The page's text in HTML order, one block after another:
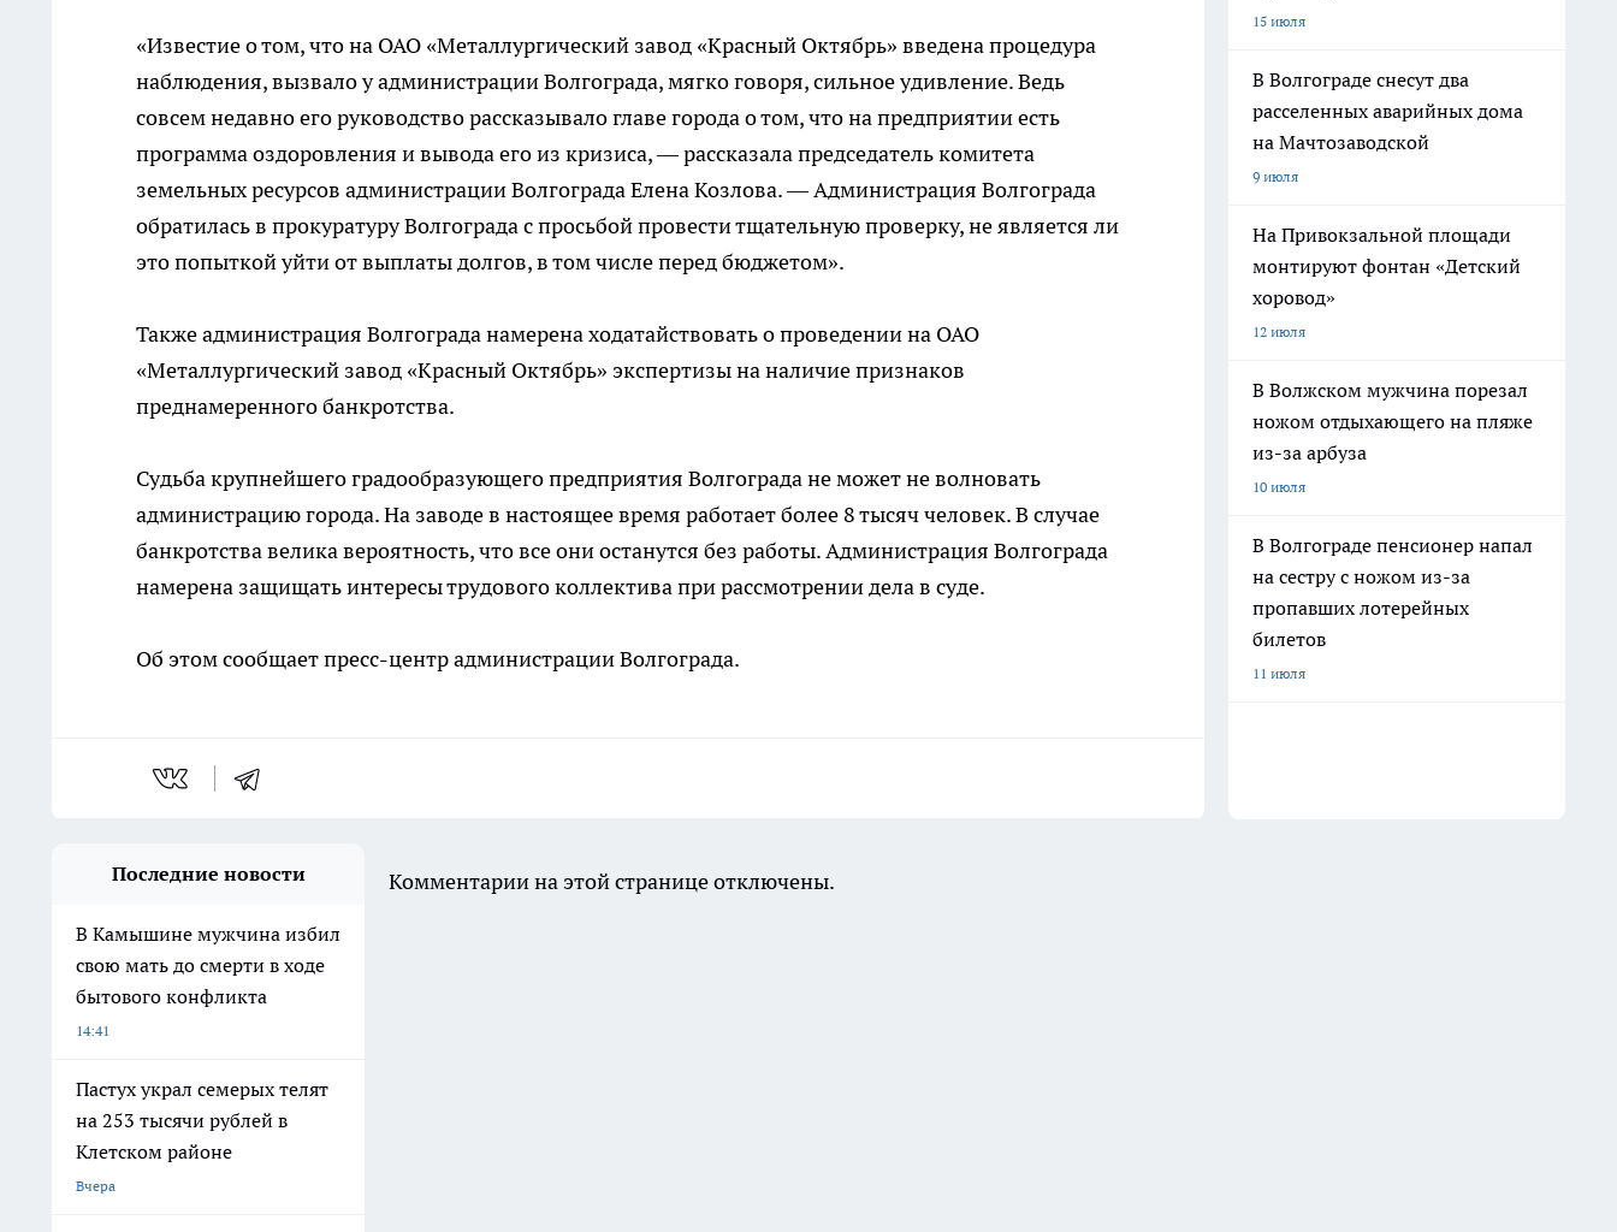
«Известие о том, что на ОАО «Металлургический завод «Красный Октябрь» введена процедура
наблюдения, вызвало у администрации Волгограда, мягко говоря, сильное удивление. Ведь
совсем недавно его руководство рассказывало главе города о том, что на предприятии есть
программа оздоровления и вывода его из кризиса, — рассказала председатель комитета
земельных ресурсов администрации Волгограда Елена Козлова. — Администрация Волгограда
обратилась в прокуратуру Волгограда с просьбой провести тщательную проверку, не является ли
это попыткой уйти от выплаты долгов, в том числе перед бюджетом».
Также администрация Волгограда намерена ходатайствовать о проведении на ОАО
«Металлургический завод «Красный Октябрь» экспертизы на наличие признаков
преднамеренного банкротства.
Судьба крупнейшего градообразующего предприятия Волгограда не может не волновать
администрацию города. На заводе в настоящее время работает более 8 тысяч человек. В случае
банкротства велика вероятность, что все они останутся без работы. Администрация Волгограда
намерена защищать интересы трудового коллектива при рассмотрении дела в суде.
Об этом сообщает пресс-центр администрации Волгограда.
15 июля
В Волгограде снесут два
расселенных аварийных дома
на Мачтозаводской
9 июля
На Привокзальной площади
монтируют фонтан «Детский
хоровод»
12 июля
В Волжском мужчина порезал
ножом отдыхающего на пляже
из-за арбуза
10 июля
В Волгограде пенсионер напал
на сестру с ножом из-за
пропавших лотерейных
билетов
11 июля
Последние новости
В Камышине мужчина избил
свою мать до смерти в ходе
бытового конфликта
14:41
Пастух украл семерых телят
на 253 тысячи рублей в
Клетском районе
Вчера
Комментарии на этой странице отключены.